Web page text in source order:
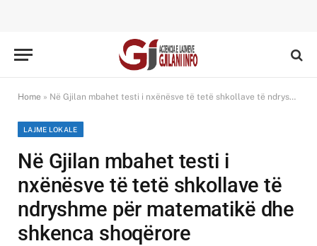
Home » Në Gjilan mbahet testi i nxënësve të tetë shkollave të ndryshme për matematikë dhe shkenca shoqërore
LAJME LOKALE
Në Gjilan mbahet testi i
nxënësve të tetë shkollave të
ndryshme për matematikë dhe
shkenca shoqërore